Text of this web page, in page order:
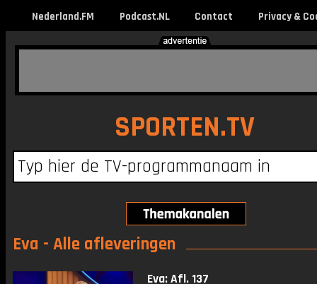
Nederland.FM Podcast.NL Contact Privacy &
SPORTEN.TV
Eva - Alle afleveringen
Eva: Afl. 137